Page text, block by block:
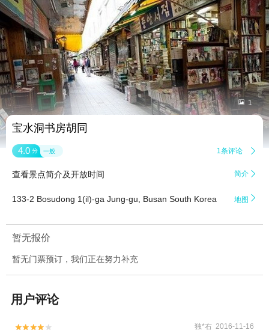
 1
宝水洞书房胡同
4.0 分 一般 1条评论 
查看景点简介及开放时间 简介 
133-2 Bosudong 1(il)-ga Jung-gu, Busan South Korea 地图 
暂无报价
暂无门票预订，我们正在努力补充
用户评论

 独*右 2016-11-16
